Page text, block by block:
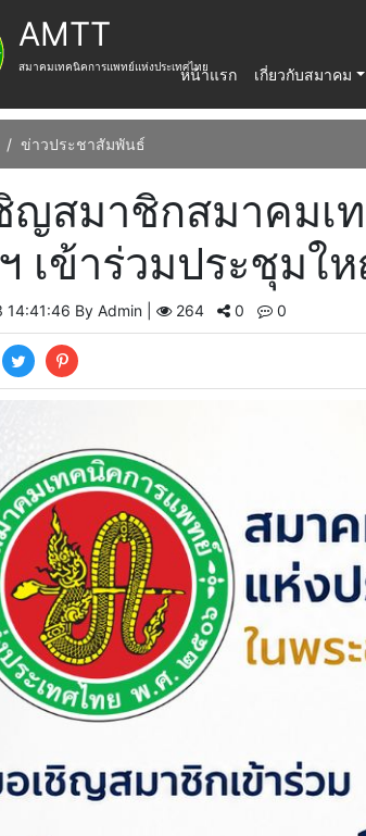
AMTT
สมาคมเทคนิคการแพทย์แห่งประเทศไทยหน้าแรก เกี่ยวกับสมาคม
ข่าวประชาสัมพันธ์
ญสมาชิกสมาคมเ
เข้าร่วมประชุมใ
By Admin | 264 0 0